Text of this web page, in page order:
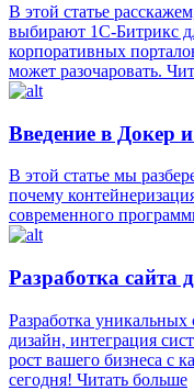
В этой статье
выбирают 1С-Битрикс
корпоративных
может разочаровать.
Введение в Докер
В этой статье мы
почему
современного
Разработка сайта
Разработка
дизайн, интеграция
рост вашего бизнеса с
сегодня! Читать больше